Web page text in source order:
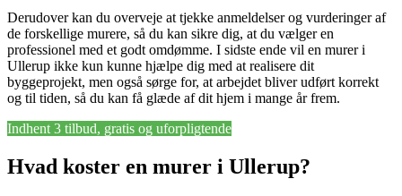
Derudover kan du overveje at tjekke anmeldelser og vurderinger af
de forskellige murere, så du kan sikre dig, at du vælger en
professionel med et godt omdømme. I sidste ende vil en murer i
Ullerup ikke kun kunne hjælpe dig med at realisere dit
byggeprojekt, men også sørge for, at arbejdet bliver udført korrekt
og til tiden, så du kan få glæde af dit hjem i mange år frem.
Indhent 3 tilbud, gratis og uforpligtende
Hvad koster en murer i Ullerup?